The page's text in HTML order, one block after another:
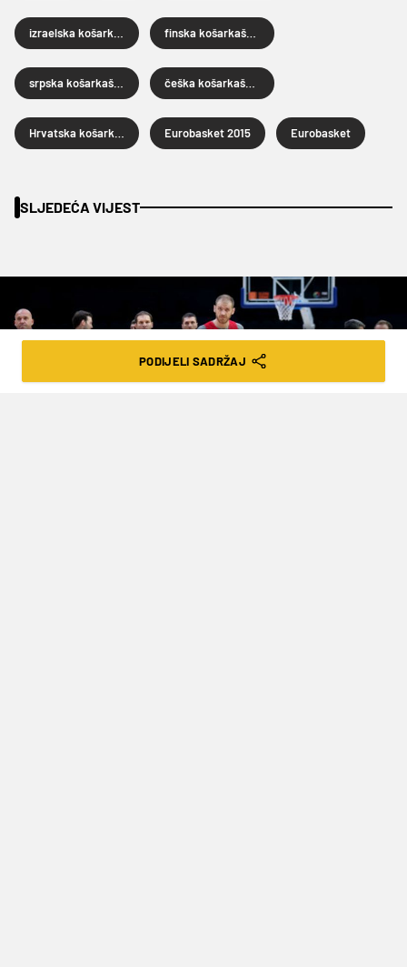
Eurobasket 2015 Eurobasket
SLJEDEĆA VIJEST
PODIJELI SADRŽAJ